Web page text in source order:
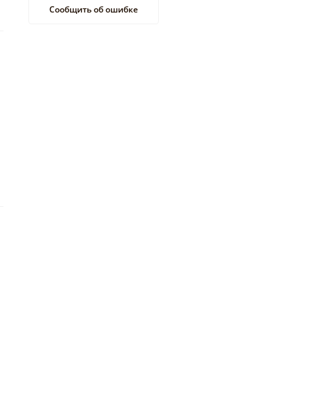
Сообщить об ошибке